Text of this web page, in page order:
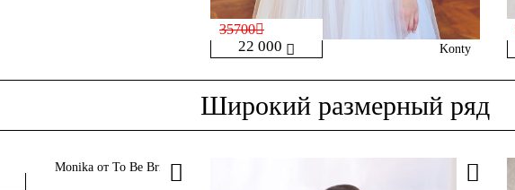
22 000
35700
Konty
Широкий размерный ряд
Monika от To Be Bride